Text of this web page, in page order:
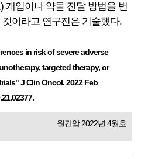
개입이나 약물 전달 방법을 변
이라고 연구진은 기술했다.
in risk of severe adverse
targeted therapy, or
J Clin Oncol. 2022 Feb
월간암 2022년 4월호